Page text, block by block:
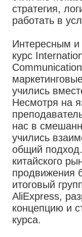
стратегия,
работать в
Интересным
курс
учились
Несмотря на
нас в
учились
общий
китайского
продвижения
итоговый
AliExpress,
концепцию и
курса.